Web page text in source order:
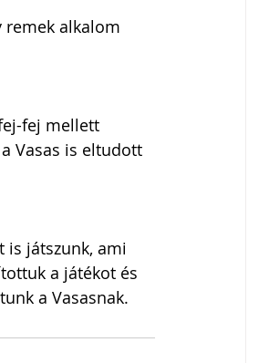
remek alkalom
fej mellett
Vasas is eltudott
is játszunk, ami
a játékot és
a Vasasnak.